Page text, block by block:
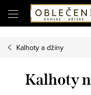
Microsoft Clarity
Přejít
na
Kalhoty a džíny
Kalhoty